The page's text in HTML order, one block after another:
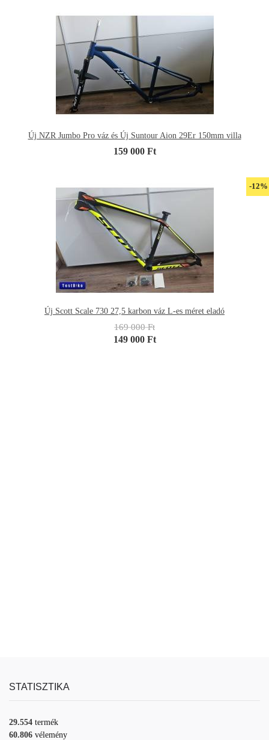
Új NZR Jumbo Pro váz és Új Suntour Aion 29Er 150mm villa
159 000 Ft
-12%
Új Scott Scale 730 27,5 karbon váz L-es méret eladó
169 000 Ft
149 000 Ft
STATISZTIKA
29.554 termék
60.806 vélemény